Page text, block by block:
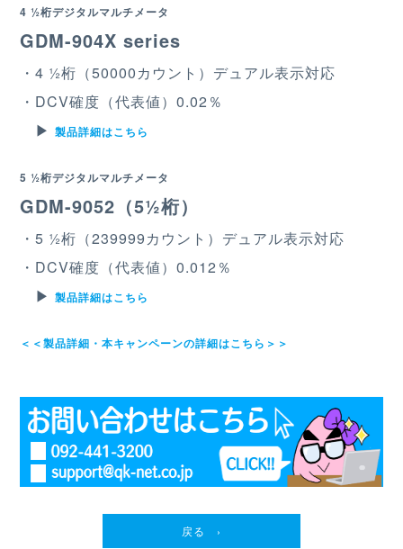
4 ½桁デジタルマルチメータ
GDM-904X series
・4 ½桁（50000カウント）デュアル表⽰対応
・DCV確度（代表値）0.02％
▶︎製品詳細はこちら
5 ½桁デジタルマルチメータ
GDM-9052（5½桁）
・5 ½桁（239999カウント）デュアル表⽰対応
・DCV確度（代表値）0.012％
▶︎製品詳細はこちら
＜＜製品詳細・本キャンペーンの詳細はこちら＞＞
戻る ›